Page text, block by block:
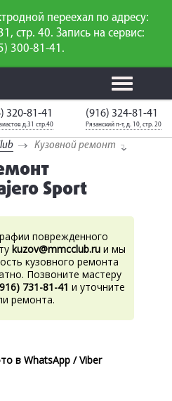
переехал по адресу:
стр. 40. Запись на сервис:
300-81-41.
Каталог
запчастей
Калькулятор
слесарного
ремонта
320-81-41
д.31 стр.40
(916) 324-81-41
Рязанский п-т, д. 10, стр. 20
Кузовной ремонт
Sport
поврежденного
kuzov@mmcclub.ruи мы
кузовного ремонта
Позвоните мастеру
731-81-41 и уточните
ремонта.
в WhatsApp / Viber